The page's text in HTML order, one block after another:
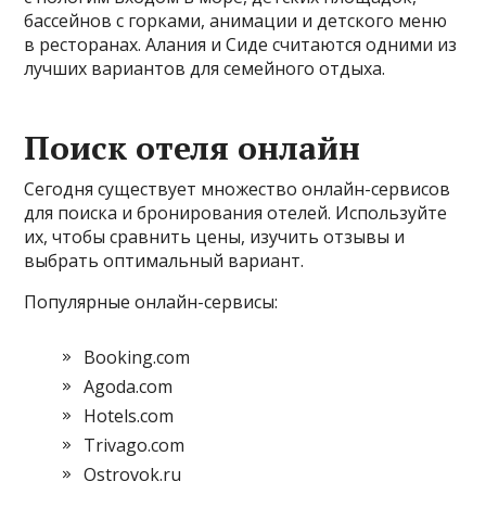
бассейнов с горками, анимации и детского меню
в ресторанах. Алания и Сиде считаются одними из
лучших вариантов для семейного отдыха.
Поиск отеля онлайн
Сегодня существует множество онлайн-сервисов
для поиска и бронирования отелей. Используйте
их, чтобы сравнить цены, изучить отзывы и
выбрать оптимальный вариант.
Популярные онлайн-сервисы:
Booking.com
Agoda.com
Hotels.com
Trivago.com
Ostrovok.ru